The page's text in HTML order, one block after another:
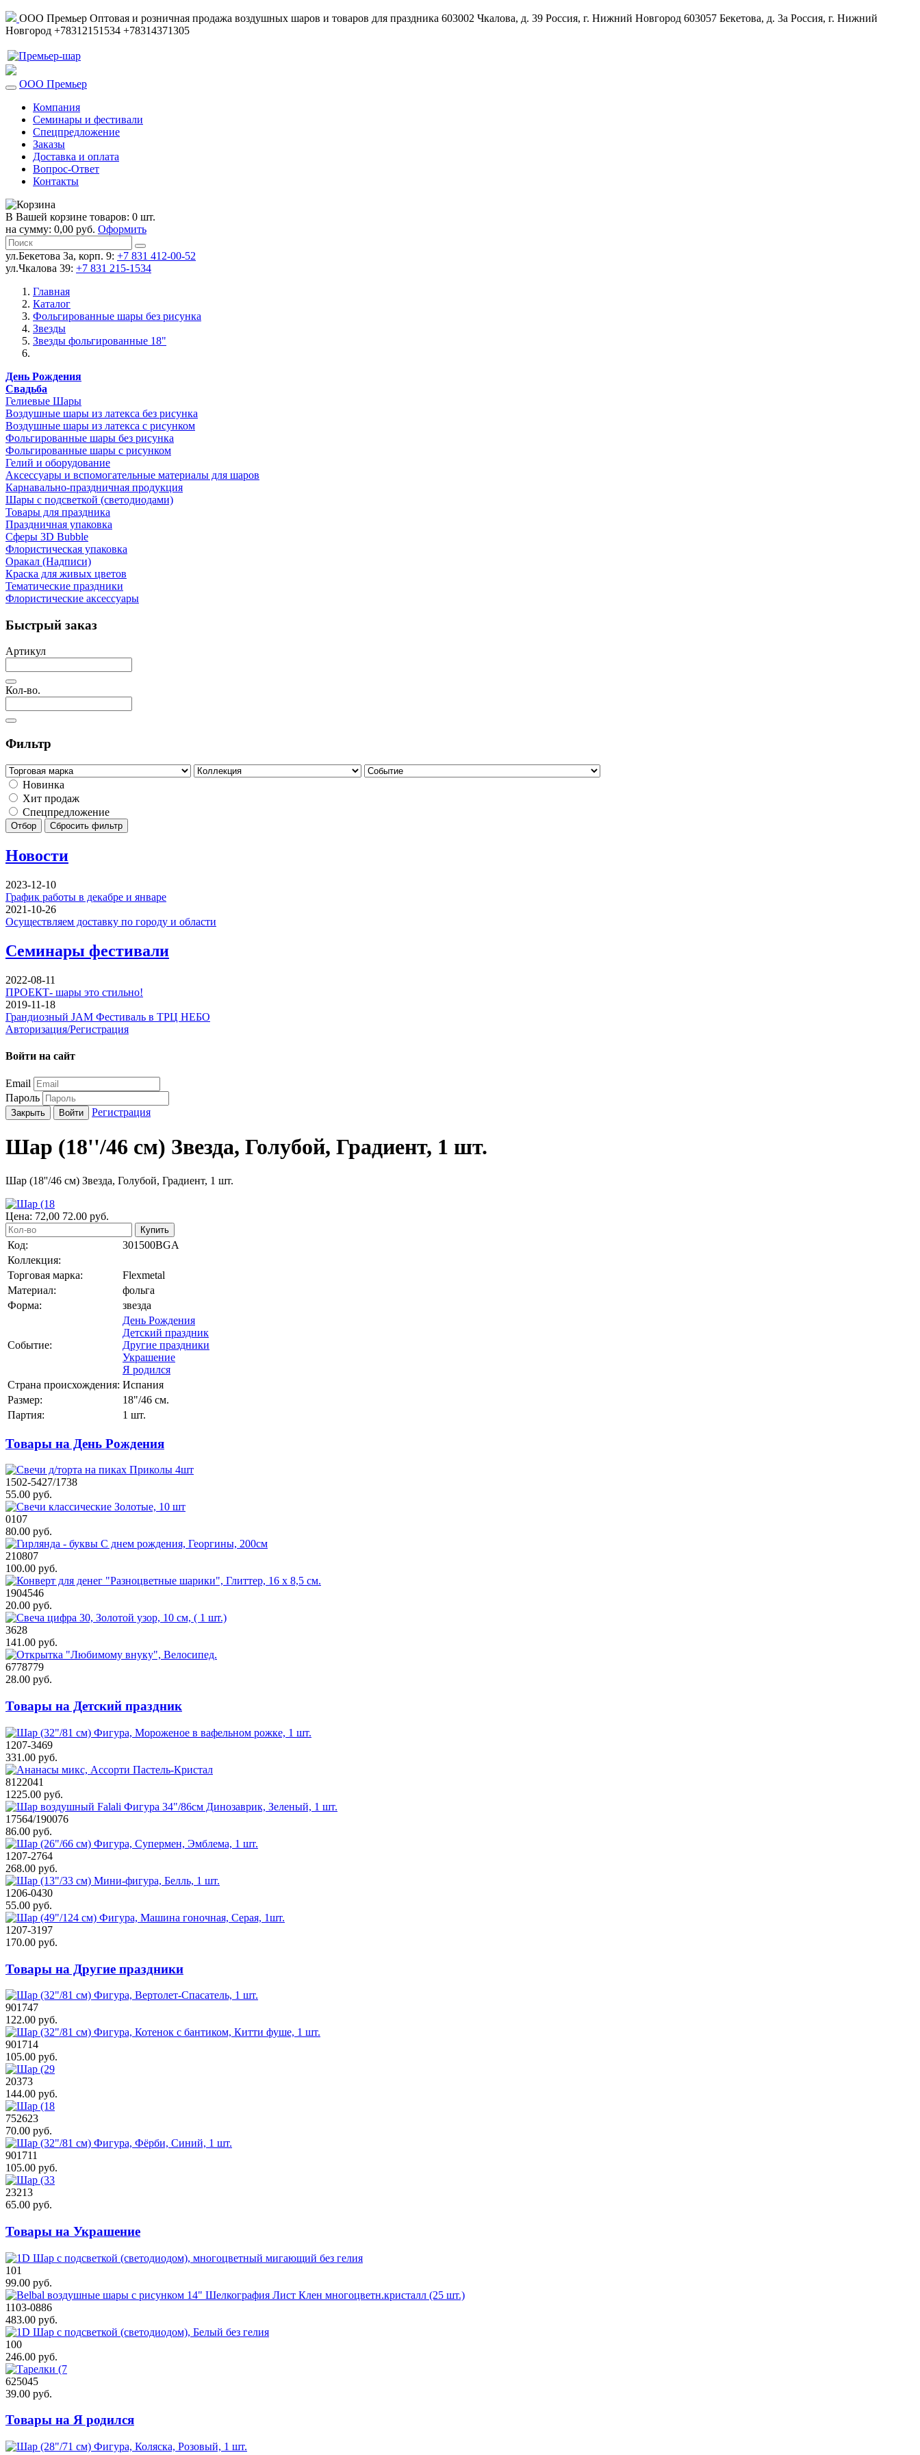
ООО Премьер Оптовая и розничная продажа воздушных шаров и товаров для праздника 603002 Чкалова, д. 39 Россия, г. Нижний Новгород 603057 Бекетова, д. 3а Россия, г. Нижний
Новгород +78312151534 +78314371305
ООО Премьер
Компания
Семинары и фестивали
Спецпредложение
Заказы
Доставка и оплата
Вопрос-Ответ
Контакты
В Вашей корзине товаров: 0 шт.
на сумму: 0,00 руб. Оформить
ул.Бекетова 3а, корп. 9: +7 831 412-00-52
ул.Чкалова 39: +7 831 215-1534
Главная
Каталог
Фольгированные шары без рисунка
Звезды
Звезды фольгированные 18"
День Рождения
Свадьба
Гелиевые Шары
Воздушные шары из латекса без рисунка
Воздушные шары из латекса с рисунком
Фольгированные шары без рисунка
Фольгированные шары с рисунком
Гелий и оборудование
Аксессуары и вспомогательные материалы для шаров
Карнавально-праздничная продукция
Шары с подсветкой (светодиодами)
Товары для праздника
Праздничная упаковка
Сферы 3D Bubble
Флористическая упаковка
Оракал (Надписи)
Краска для живых цветов
Тематические праздники
Флористические аксессуары
Быстрый заказ
Артикул
Кол-во.
Фильтр
Новинка
Хит продаж
Спецпредложение
Отбор Сбросить фильтр
Новости
2023-12-10
График работы в декабре и январе
2021-10-26
Осуществляем доставку по городу и области
Семинары фестивали
2022-08-11
ПРОЕКТ- шары это стильно!
2019-11-18
Грандиозный JAM Фестиваль в ТРЦ НЕБО
Авторизация/Регистрация
Войти на сайт
Email
Пароль
Закрыть Войти Регистрация
Шар (18''/46 см) Звезда, Голубой, Градиент, 1 шт.
Шар (18''/46 см) Звезда, Голубой, Градиент, 1 шт.
Цена: 72,00 72.00 руб.
Купить
Код:
301500BGA
Коллекция:
Торговая марка:
Flexmetal
Материал:
фольга
Форма:
звезда
Событие:
День Рождения
Детский праздник
Другие праздники
Украшение
Я родился
Страна происхождения: Испания
Размер:
18"/46 см.
Партия:
1 шт.
Товары на День Рождения
1502-5427/1738
55.00 руб.
0107
80.00 руб.
210807
100.00 руб.
1904546
20.00 руб.
3628
141.00 руб.
6778779
28.00 руб.
Товары на Детский праздник
1207-3469
331.00 руб.
8122041
1225.00 руб.
17564/190076
86.00 руб.
1207-2764
268.00 руб.
1206-0430
55.00 руб.
1207-3197
170.00 руб.
Товары на Другие праздники
901747
122.00 руб.
901714
105.00 руб.
20373
144.00 руб.
752623
70.00 руб.
901711
105.00 руб.
23213
65.00 руб.
Товары на Украшение
101
99.00 руб.
1103-0886
483.00 руб.
100
246.00 руб.
625045
39.00 руб.
Товары на Я родился